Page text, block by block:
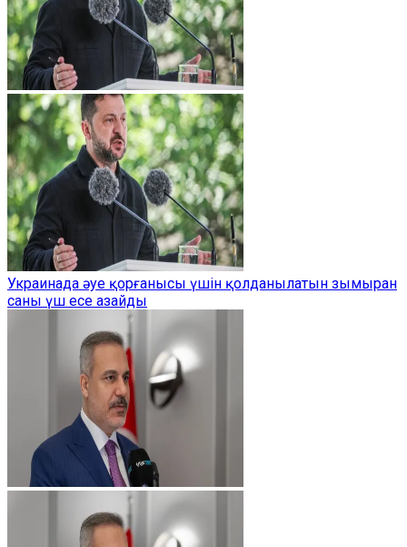
Украинада әуе қорғанысы үшін қолданылатын зымыран
саны үш есе азайды